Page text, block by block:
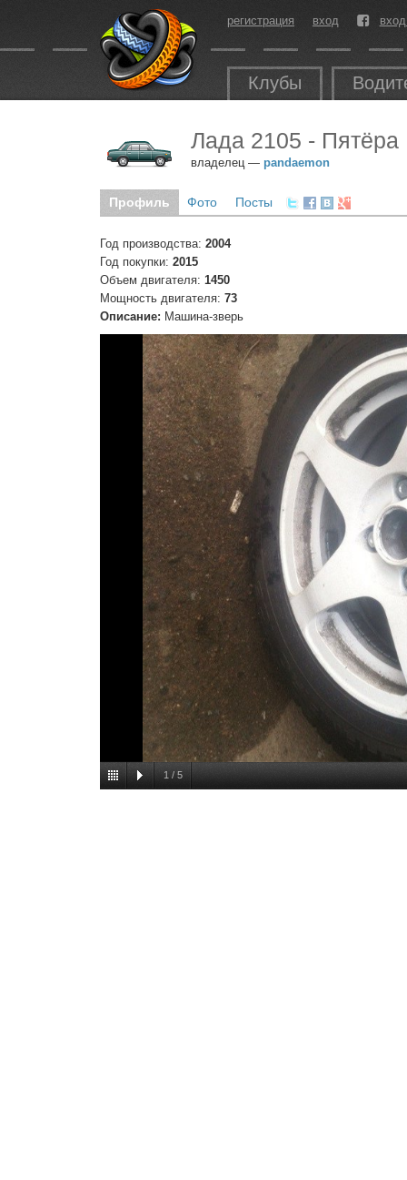
регистрация вход
Клубы
Лада 2105 - Пятёра
владелец — pandaemon
Профиль Фото Посты
Год производства: 2004
Год покупки: 2015
Объем двигателя: 1450
Мощность двигателя: 73
Описание: Машина-зверь
1 / 5